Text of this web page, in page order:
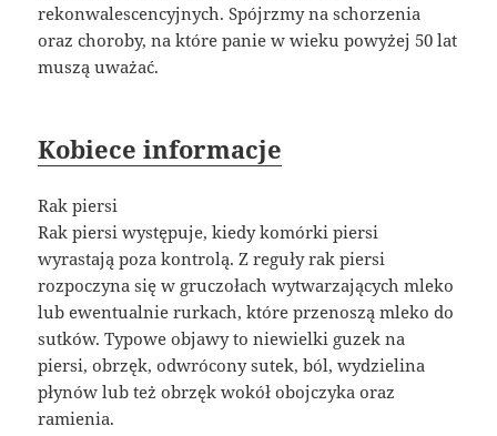
rekonwalescencyjnych. Spójrzmy na schorzenia
oraz choroby, na które panie w wieku powyżej 50 lat
muszą uważać.
Kobiece informacje
Rak piersi
Rak piersi występuje, kiedy komórki piersi
wyrastają poza kontrolą. Z reguły rak piersi
rozpoczyna się w gruczołach wytwarzających mleko
lub ewentualnie rurkach, które przenoszą mleko do
sutków. Typowe objawy to niewielki guzek na
piersi, obrzęk, odwrócony sutek, ból, wydzielina
płynów lub też obrzęk wokół obojczyka oraz
ramienia.